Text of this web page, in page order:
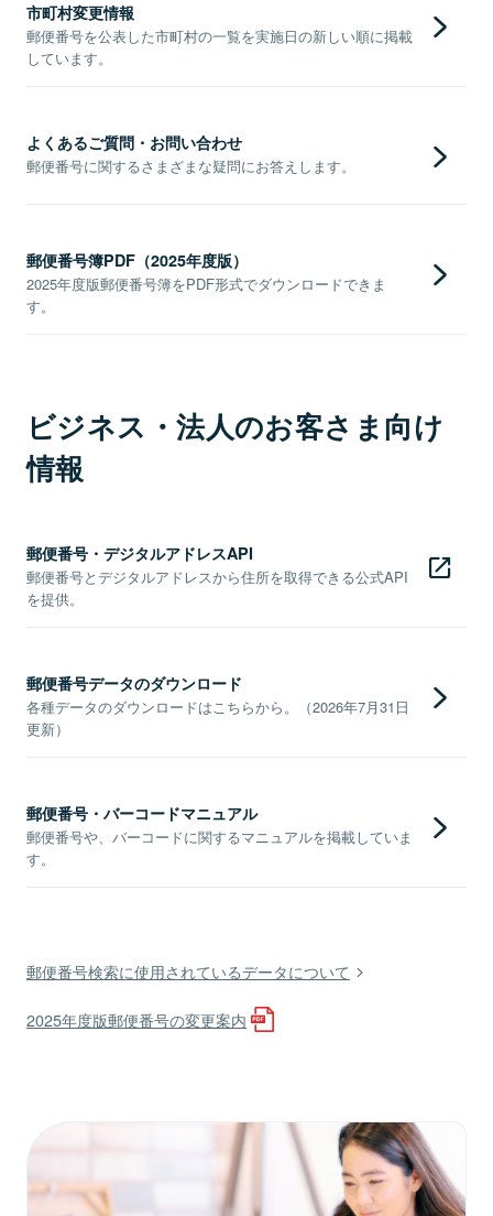
市町村変更情報
郵便番号を公表した市町村の一覧を実施日の新しい順に掲載
しています。
よくあるご質問・お問い合わせ
郵便番号に関するさまざまな疑問にお答えします。
郵便番号簿PDF（2025年度版）
2025年度版郵便番号簿をPDF形式でダウンロードできま
す。
ビジネス・法人のお客さま向け
情報
郵便番号・デジタルアドレスAPI
郵便番号とデジタルアドレスから住所を取得できる公式API
を提供。
郵便番号データのダウンロード
各種データのダウンロードはこちらから。（2026年7月31日
更新）
郵便番号・バーコードマニュアル
郵便番号や、バーコードに関するマニュアルを掲載していま
す。
郵便番号検索に使用されているデータについて
2025年度版郵便番号の変更案内